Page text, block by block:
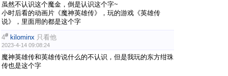
虽然不认识这个魔金，倒是认识这个字~
小时后看的动画片《魔神英雄传》，玩的游戏《英雄传
说》，里面用的都是这个字
4# kilominx 只看他
2023-4-14 09:08:24
魔神英雄传和英雄传说什么的不认识，但是我玩的东方绀珠
传也是这个字